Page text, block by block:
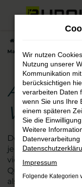
Zum
Magdeburg
Audi
Wahl
Der Audi Q4 passt
jede andere Stadt.
vielseitig und
Qualität. Wir vom
als Experten für
Wir nutzen
Nutzung unserer
Kommunikation
berücksichtigen
verarbeiten Daten
wenn Sie uns Ihre
einem späteren
Sie die
Weitere
Impressum
Folgende Kategorien